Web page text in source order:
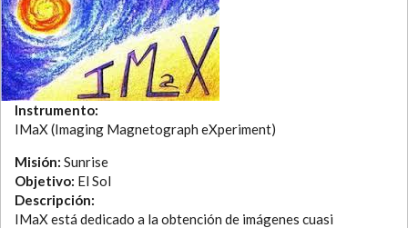
Instrumento:
IMaX (Imaging Magnetograph eXperiment)
Misión: Sunrise
Objetivo: El Sol
Descripción:
IMaX está dedicado a la obtención de imágenes cuasi